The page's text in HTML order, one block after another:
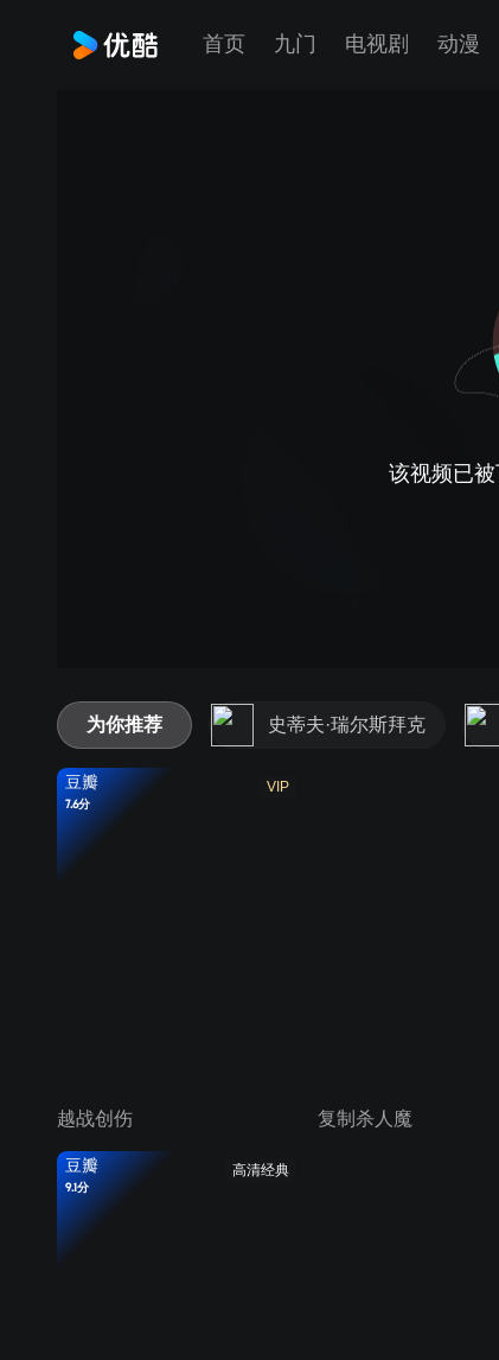
首页 九门 电视剧 动漫
该视频已
为你推荐 史蒂夫·瑞尔斯拜克
VIP
豆瓣
7.6分
越战创伤 复制杀人魔
高清经典
豆瓣
9.1分